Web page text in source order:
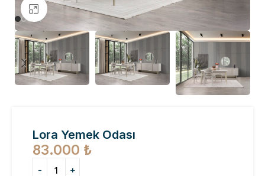
Büyütmek için tıklayın
Lora Yemek Odası
83.000 ₺